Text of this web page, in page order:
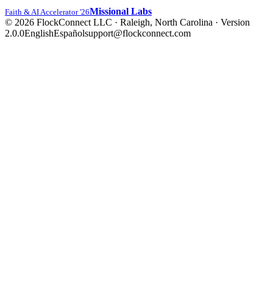
Faith & AI Accelerator '26Missional Labs
© 2026 FlockConnect LLC · Raleigh, North Carolina · Version
2.0.0EnglishEspañolsupport@flockconnect.com